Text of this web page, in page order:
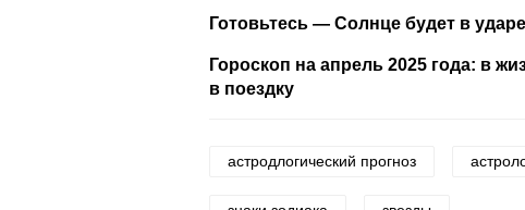
Готовьтесь — Солнце будет в
Гороскоп на апрель 2025 года: в
в поездку
астродлогический прогноз